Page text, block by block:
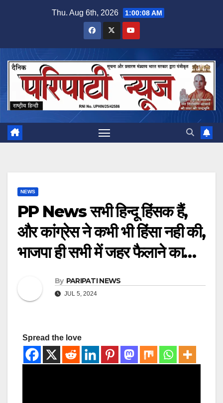
Thu. Aug 6th, 2026 1:00:08 AM
NEWS
PP News सभी हिन्दू हिंसक हैं,
और कांग्रेस ने कभी भी हिंसा नही की,
भाजपा ही सभी में जहर फैलाने का…
By PARIPATI NEWS
JUL 5, 2024
Spread the love